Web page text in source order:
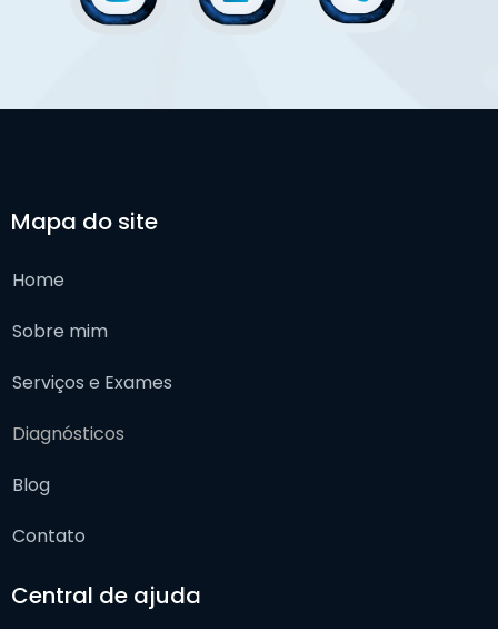
Mapa do site
Home
Sobre mim
Serviços e Exames
Diagnósticos
Blog
Contato
Central de ajuda